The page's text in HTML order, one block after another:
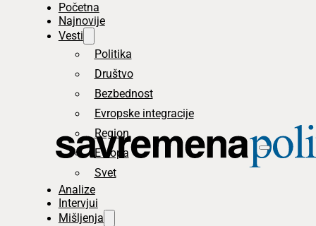
Početna
Najnovije
Vesti
Politika
Društvo
Bezbednost
Evropske integracije
Region
Evropa
Svet
Analize
Intervjui
Mišljenja